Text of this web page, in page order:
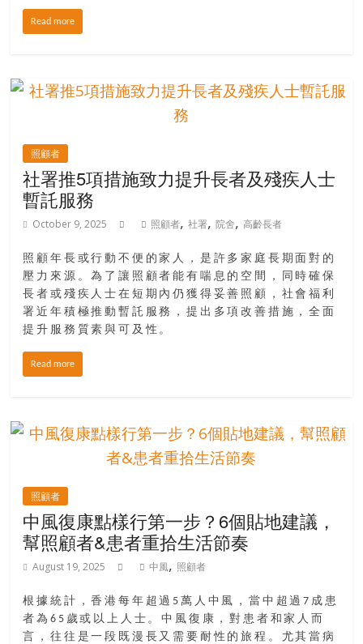
場
結
險
50
歲
以
後，
迎
人
生
下
半
場，
銀
邀
請
齡
銀
髮
的
大
人
們
Read more
照顧者
社署推5項措施致力提升長者及殘疾人士
暫託服務
October 9, 2025 照顧者,社署,院舍,高齡長者
照顧年長或行動不便的家人，是許多家庭長期面對的
壓力來源。為了讓照顧者能有喘息的空間，同時確保
長者或殘疾人士在短期內仍獲得妥善照顧，社會福利
署近年積極推動暫託服務，提出多項改善措施，全面
提升服務質素與可及性。
Read more
照顧者
中風復康點樣行第一步？6個貼地建議，
幫照顧者&患者重拾生活節奏
August 19, 2025 中風, 照顧者
根據統計，香港每年超過5萬人中風，當中超過7成患
者為65歲或以上人士。中風復康，對患者和家人而
言，往往是一段既漫長又需要耐性的旅程。尤其當病